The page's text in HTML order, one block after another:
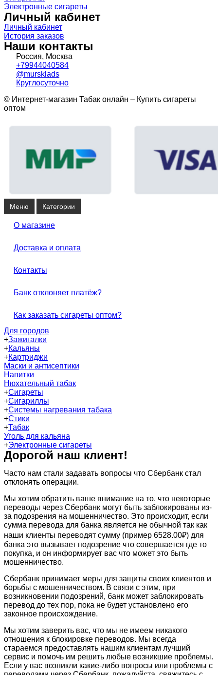
Электронные сигареты
Личный кабинет
Личный кабинет
История заказов
Наши контакты
Россия, Москва
+79944040584
@mursklads
Круглосуточно
© Интернет-магазин Табак онлайн – Купить сигареты
оптом
Меню Категории
О магазине
Доставка и оплата
Контакты
Банк отклоняет платёж?
Как заказать сигареты оптом?
Для городов
+Зажигалки
+Кальяны
+Картриджи
Маски и антисептики
Напитки
Нюхательный табак
+Сигареты
+Сигариллы
+Системы нагревания табака
+Стики
+Табак
Уголь для кальяна
+Электронные сигареты
Дорогой наш клиент!
Часто нам стали задавать вопросы что Сбербанк стал
отклонять операции.
Мы хотим обратить ваше внимание на то, что некоторые
переводы через Сбербанк могут быть заблокированы из-
за подозрения на мошенничество. Это происходит, если
сумма перевода для банка является не обычной так как
наши клиенты переводят сумму (пример 6528.00₽) для
банка это вызывает подозрение что совершается где то
покупка, и он информирует вас что может это быть
мошенничество.
Сбербанк принимает меры для защиты своих клиентов и
борьбы с мошенничеством. В связи с этим, при
возникновении подозрений, банк может заблокировать
перевод до тех пор, пока не будет установлено его
законное происхождение.
Мы хотим заверить вас, что мы не имеем никакого
отношения к блокировке переводов. Мы всегда
стараемся предоставлять нашим клиентам лучший
сервис и помочь им решить любые возникшие проблемы.
Если у вас возникли какие-либо вопросы или проблемы с